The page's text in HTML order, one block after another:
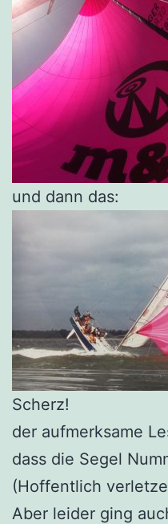
und dann das:
Scherz!
der aufmerksame
dass die Segel
(Hoffentlich
Aber leider ging